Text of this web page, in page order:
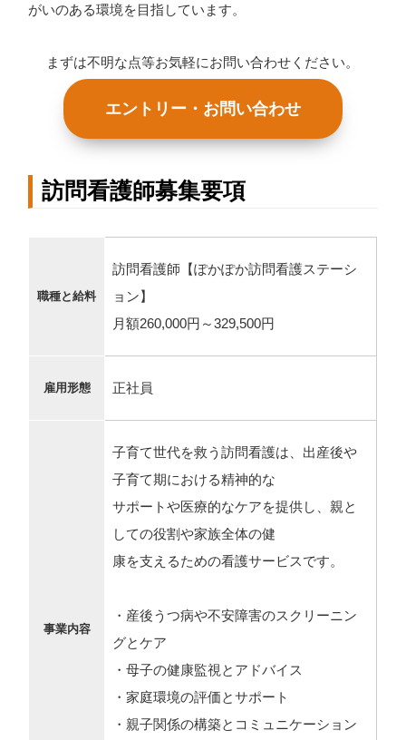
がいのある環境を目指しています。
まずは不明な点等お気軽にお問い合わせください。
エントリー・お問い合わせ
訪問看護師募集要項
職種と給料
訪問看護師【ぽかぽか訪問看護ステーシ
ョン】
月額260,000円～329,500円
雇用形態 正社員
事業内容
子育て世代を救う訪問看護は、出産後や
子育て期における精神的な
サポートや医療的なケアを提供し、親と
しての役割や家族全体の健
康を支えるための看護サービスです。
・産後うつ病や不安障害のスクリーニン
グとケア
・母子の健康監視とアドバイス
・家庭環境の評価とサポート
・親子関係の構築とコミュニケーション